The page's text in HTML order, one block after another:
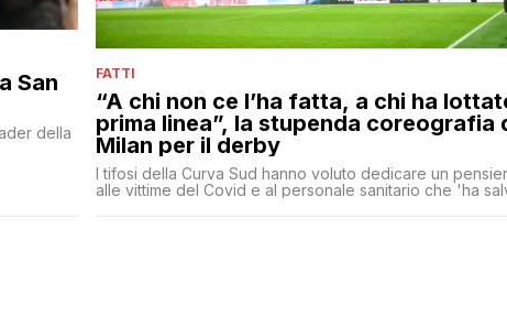
San
della
FATTI
“A chi non ce l’ha fatta, a chi ha
prima linea”, la stupenda coreografia
Milan per il derby
I tifosi della Curva Sud hanno voluto dedicare un
alle vittime del Covid e al personale sanitario che 'ha